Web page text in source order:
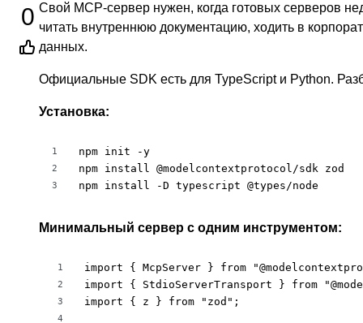
0 Свой MCP-сервер нужен, когда готовых серверов
читать внутреннюю документацию, ходить в
данных.
Официальные SDK есть для TypeScript и Python.
Установка:
1
2
3
npm init -y
npm install @modelcontextprotocol/sdk zod
npm install -D typescript @types/node
Минимальный сервер с одним инструментом:
1
2
3
4
import { McpServer } from
import { StdioServerTransport } from
import { z } from "zod";